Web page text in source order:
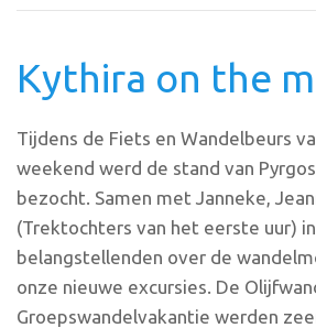
Kythira on the
Tijdens de Fiets en Wandelbeurs
weekend werd de stand van
bezocht. Samen met Janneke,
(Trektochters van het eerste uur)
belangstellenden over de
onze nieuwe excursies. De
Groepswandelvakantie werden